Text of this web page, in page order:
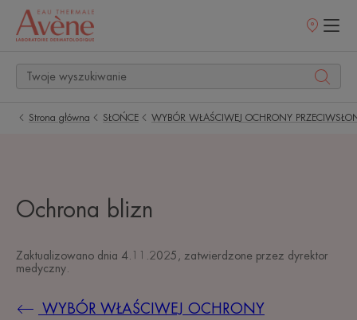
Punkty
Strona główna SŁOŃCE WYBÓR WŁAŚCIWEJ OCHRONY
Ochrona blizn
Zaktualizowano dnia 4.11.2025 , zatwierdzone przez dyrektor
medyczny
WYBÓR WŁAŚCIWEJ OCHRONY